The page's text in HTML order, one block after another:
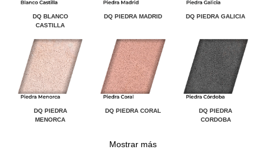
DQ BLANCO
CASTILLA
DQ PIEDRA MADRID DQ PIEDRA GALICIA
DQ PIEDRA
MENORCA
DQ PIEDRA CORAL
DQ PIEDRA
CORDOBA
Mostrar más